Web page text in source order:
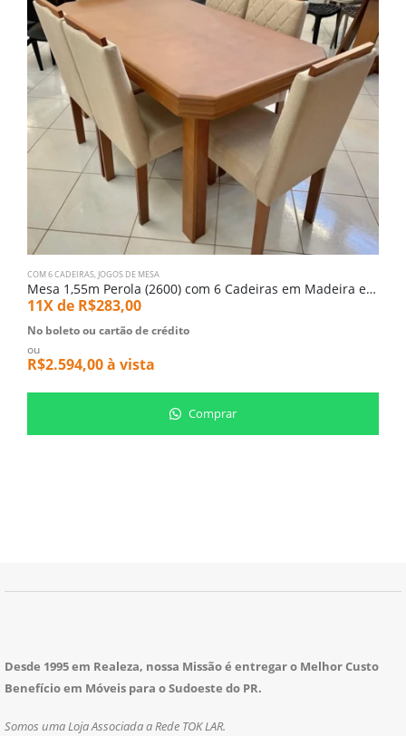
COM 6 CADEIRAS, JOGOS DE MESA
Mesa 1,55m Perola (2600) com 6 Cadeiras em Madeira e tecido Linho (3961)
11X de R$283,00
No boleto ou cartão de crédito
ou
R$2.594,00à vista
Comprar
Desde 1995 em Realeza, nossa Missão é entregar o Melhor Custo
Benefício em Móveis para o Sudoeste do PR.
Somos uma Loja Associada a Rede TOK LAR.